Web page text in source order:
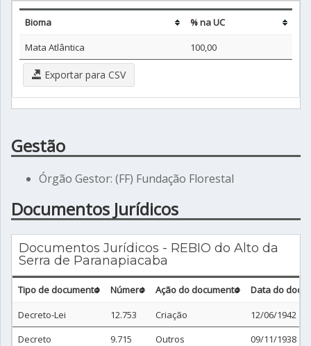
Bioma
% na UC
Mata Atlântica
100,00
Exportar para CSV
Gestão
Órgão Gestor: (FF) Fundação Florestal
Documentos Jurídicos
Documentos Jurídicos - REBIO do Alto da
Serra de Paranapiacaba
Tipo de documento Número Ação do documento
Data do
Decreto-Lei
12.753 Criação
12/06/1942
Decreto
9.715 Outros
09/11/1938